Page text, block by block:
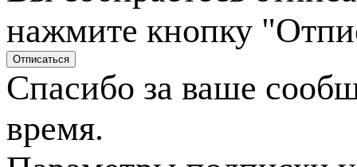
нажмите кнопку
Спасибо за ваше
время.